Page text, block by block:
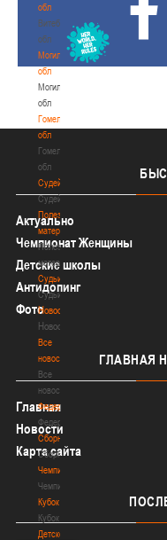
обл
Витебская
обл
Могилевская
обл
Могилевская
обл
Гомельская
обл
Гомельская
обл
Судейство
Судейство
Полезные
материалы
Полезные
материалы
Судьи
Судьи
Новости
Новости
Все
новости
Все
новости
Федерация
Федерация
Сборные
Сборные
Чемпионат
Чемпионат
Кубок
Кубок
Детско-
Актуально
Чемпионат Женщины
Детские школы
Антидопинг
Фото
ГЛАВНАЯ
Главная
Новости
Карта сайта